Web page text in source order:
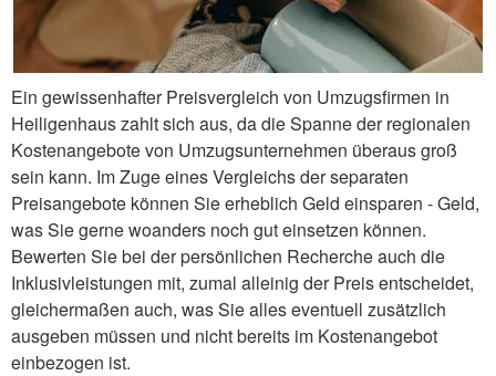
Ein gewissenhafter Preisvergleich von Umzugsfirmen in
Heiligenhaus zahlt sich aus, da die Spanne der regionalen
Kostenangebote von Umzugsunternehmen überaus groß
sein kann. Im Zuge eines Vergleichs der separaten
Preisangebote können Sie erheblich Geld einsparen - Geld,
was Sie gerne woanders noch gut einsetzen können.
Bewerten Sie bei der persönlichen Recherche auch die
Inklusivleistungen mit, zumal alleinig der Preis entscheidet,
gleichermaßen auch, was Sie alles eventuell zusätzlich
ausgeben müssen und nicht bereits im Kostenangebot
einbezogen ist.